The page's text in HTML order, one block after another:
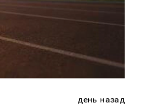
день назад